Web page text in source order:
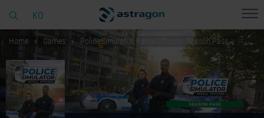
KO
Home Games Police Simulator: Patrol Officers - Season Pass